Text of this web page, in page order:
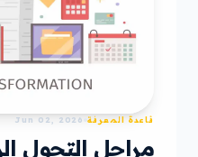
قاعدة المعرفة Jun 02, 2026